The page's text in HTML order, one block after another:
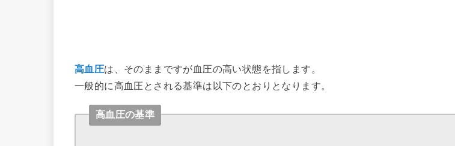
高血圧は、そのままですが血圧の高い状態を指します。
一般的に高血圧とされる基準は以下のとおりとなります。
高血圧の基準